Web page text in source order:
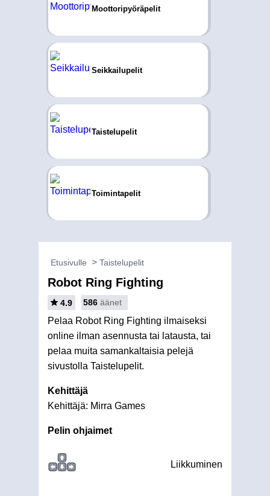
Moottoripyöräpelit
Seikkailupelit
Taistelupelit
Toimintapelit
Etusivulle Taistelupelit
Robot Ring Fighting
4.9 586 äänet
Pelaa Robot Ring Fighting ilmaiseksi
online ilman asennusta tai latausta, tai
pelaa muita samankaltaisia pelejä
sivustolla Taistelupelit.
Kehittäjä
Kehittäjä: Mirra Games
Pelin ohjaimet
Liikkuminen